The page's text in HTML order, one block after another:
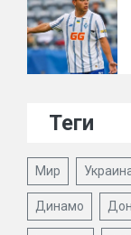
Теги
Мир
Динамо